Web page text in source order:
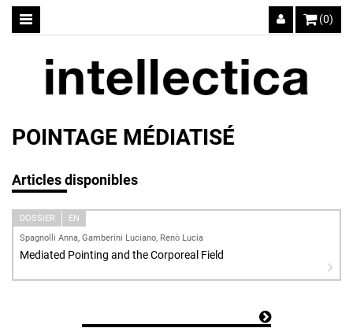
(0)
POINTAGE MÉDIATISÉ
Articles disponibles
DOSSIER
EN
Spagnolli Anna, Gamberini Luciano, Renὸ Lucia
Mediated Pointing and the Corporeal Field